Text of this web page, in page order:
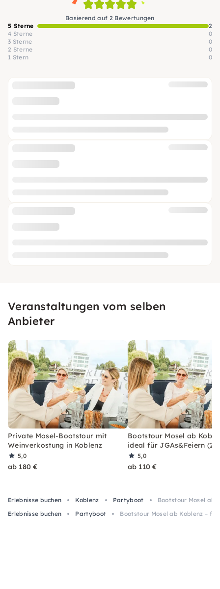
Basierend auf 2 Bewertungen
5 Sterne
2
4 Sterne
0
3 Sterne
0
2 Sterne
0
1 Stern
0
Veranstaltungen vom selben
Anbieter
Private Mosel-Bootstour mit
Weinverkostung in Koblenz
5,0
ab 180 €
Bootstour Mosel ab
ideal für JGAs&Feiern
5,0
ab 110 €
Erlebnisse buchen Koblenz Partyboot
Bootstour Mosel ab
Erlebnisse buchen
Partyboot Bootstour Mosel ab Koblenz –